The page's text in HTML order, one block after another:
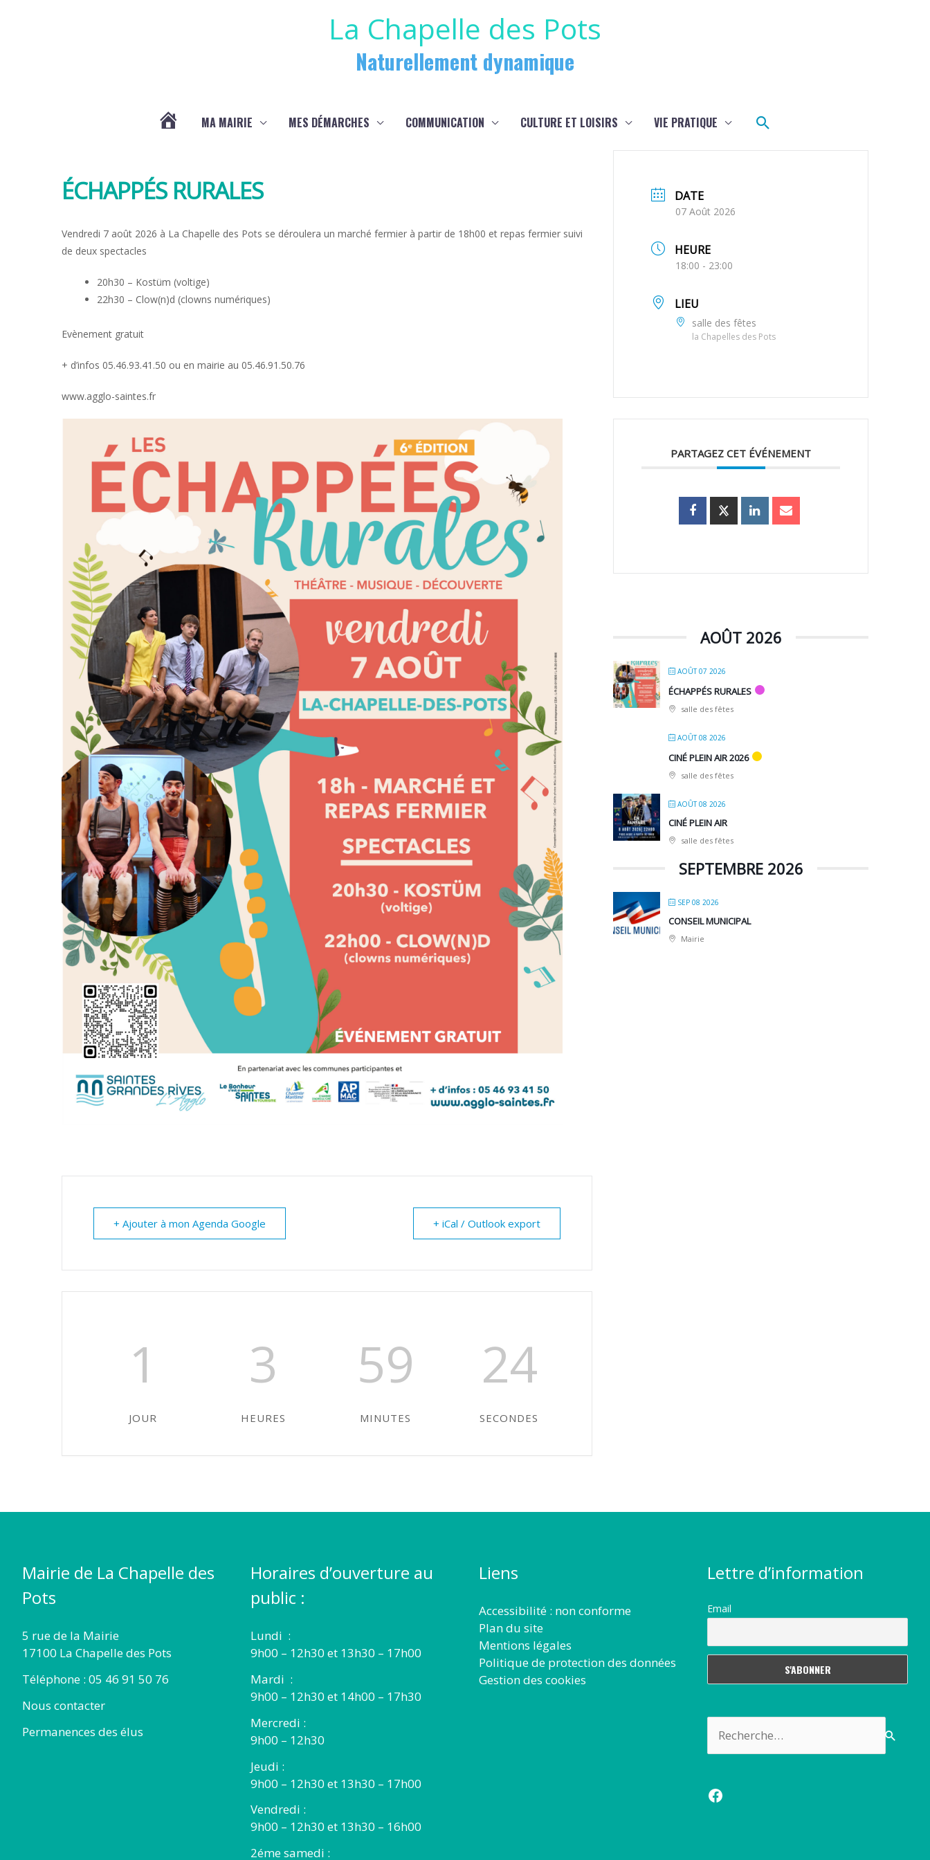
La Chapelle des Pots
Naturellement dynamique
DE
LA
CHAPELLE
POTS
MA MAIRIE MES DÉMARCHES COMMUNICATION CULTURE ET LOISIRS VIE PRATIQUE Rechercher
ÉCHAPPÉS RURALES
Vendredi 7 août 2026 à La Chapelle des Pots se déroulera un marché fermier à partir de 18h00 et repas fermier suivi
de deux spectacles
20h30 – Kostüm (voltige)
22h30 – Clow(n)d (clowns numériques)
Evènement gratuit
+ d’infos 05.46.93.41.50 ou en mairie au 05.46.91.50.76
www.agglo-saintes.fr
+ Ajouter à mon Agenda Google + iCal / Outlook export
1
JOUR
3
HEURES
59
MINUTES
24
SECONDES
DATE
07 Août 2026
HEURE
18:00 - 23:00
LIEU
salle des fêtes
la Chapelles des Pots
PARTAGEZ CET ÉVÉNEMENT
AOÛT 2026
AOÛT 07 2026
ÉCHAPPÉS RURALES
salle des fêtes
AOÛT 08 2026
CINÉ PLEIN AIR 2026
salle des fêtes
AOÛT 08 2026
CINÉ PLEIN AIR
salle des fêtes
SEPTEMBRE 2026
SEP 08 2026
CONSEIL MUNICIPAL
Mairie
Mairie de La Chapelle des
Pots
5 rue de la Mairie
17100 La Chapelle des Pots
Téléphone : 05 46 91 50 76
Nous contacter
Permanences des élus
Horaires d’ouverture au
public :
Lundi :
9h00 – 12h30 et 13h30 – 17h00
Mardi :
9h00 – 12h30 et 14h00 – 17h30
Mercredi :
9h00 – 12h30
Jeudi :
9h00 – 12h30 et 13h30 – 17h00
Vendredi :
9h00 – 12h30 et 13h30 – 16h00
2éme samedi :
Liens
Accessibilité : non conforme
Plan du site
Mentions légales
Politique de protection des données
Gestion des cookies
Lettre d’information
Email
Facebook